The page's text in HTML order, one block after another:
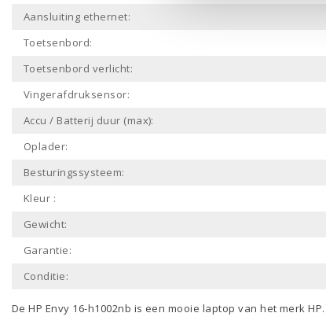
Aansluiting ethernet:
Toetsenbord:
Toetsenbord verlicht:
Vingerafdruksensor:
Accu / Batterij duur (max):
Oplader:
Besturingssysteem:
Kleur :
Gewicht:
Garantie:
Conditie:
De HP Envy 16-h1002nb is een mooie laptop van het merkHP